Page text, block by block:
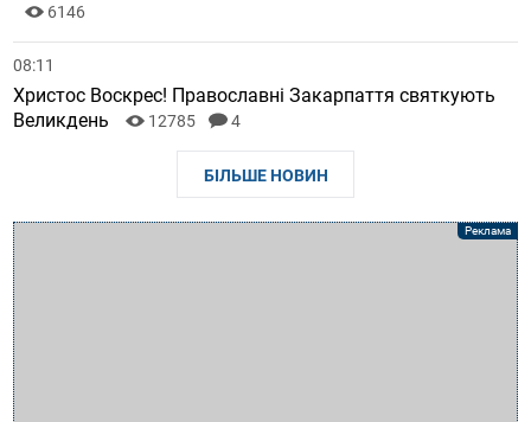
6146
08:11
Христос Воскрес! Православні Закарпаття святкують
Великдень
12785 4
БІЛЬШЕ НОВИН